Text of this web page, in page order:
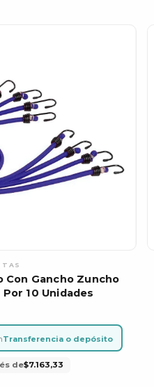
Con Gancho Zuncho
10 Unidades
Transferencia o depósito
de$7.163,33